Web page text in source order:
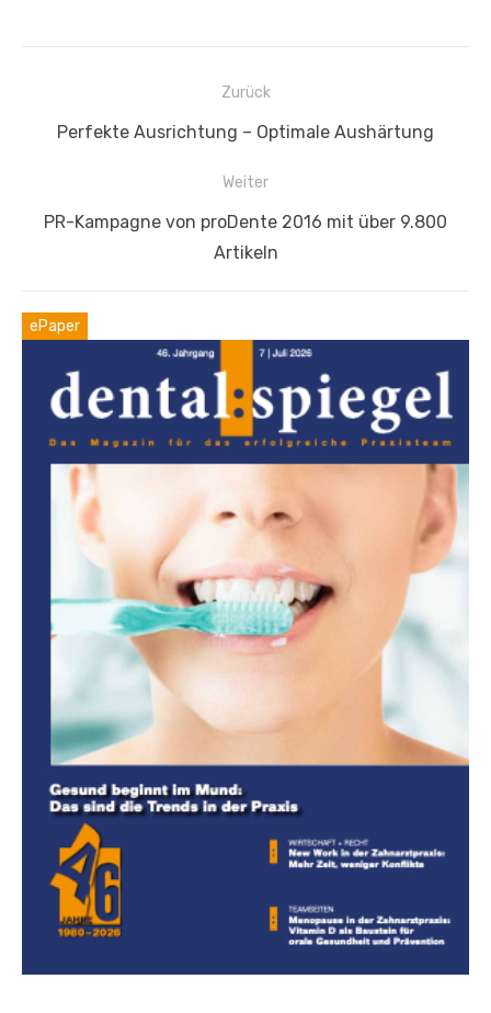
Beitragsnavigation
Zurück
Vorheriger
Perfekte Ausrichtung – Optimale Aushärtung
Weiter
Nächster
PR-Kampagne von proDente 2016 mit über 9.800
Artikeln
ePaper